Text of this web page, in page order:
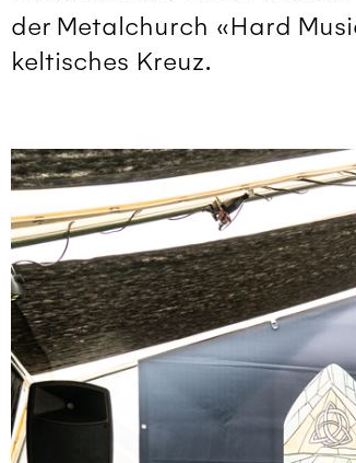
der Metalchurch «Hard
keltisches Kreuz.